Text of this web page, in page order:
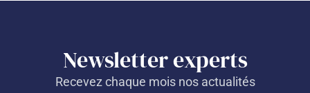
Newsletter experts
Recevez chaque mois nos actualités